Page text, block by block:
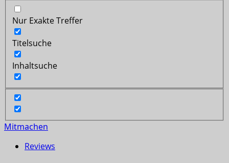
Nur Exakte Treffer
Titelsuche
Inhaltsuche
Mitmachen
Reviews